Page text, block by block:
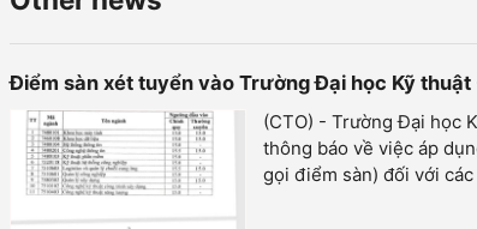
Điểm sàn xét tuyển vào Trường Đại học Kỹ
(CTO) - Trường Đại học
thông báo về việc áp
gọi điểm sàn) đối với